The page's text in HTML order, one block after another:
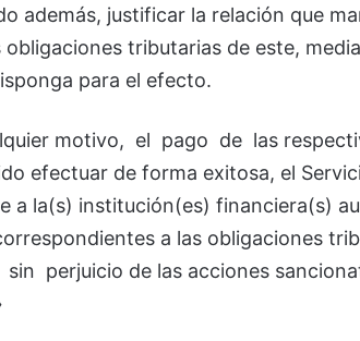
además, justificar la relación que
tributarias de este,
para el efecto.
motivo, el pago de las
efectuar de forma exitosa, el
a la(s) institución(es) financiera(s)
a las obligaciones
perjuicio de las acciones